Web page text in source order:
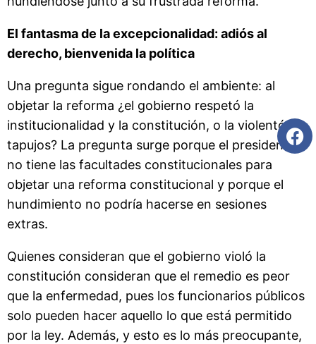
El fantasma de la excepcionalidad: adiós al
derecho, bienvenida la política
Una pregunta sigue rondando el ambiente: al
objetar la reforma ¿el gobierno respetó la
institucionalidad y la constitución, o la violentó sin
tapujos? La pregunta surge porque el presidente
no tiene las facultades constitucionales para
objetar una reforma constitucional y porque el
hundimiento no podría hacerse en sesiones
extras.
Quienes consideran que el gobierno violó la
constitución consideran que el remedio es peor
que la enfermedad, pues los funcionarios públicos
solo pueden hacer aquello lo que está permitido
por la ley. Además, y esto es lo más preocupante,